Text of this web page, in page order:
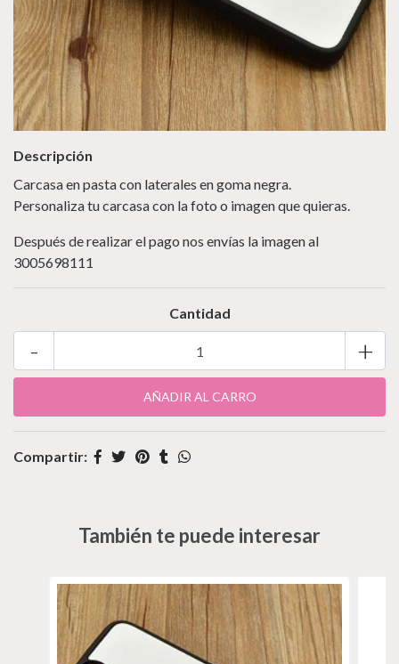
Descripción
Carcasa en pasta con laterales en goma negra.
Personaliza tu carcasa con la foto o imagen que quieras.
Después de realizar el pago nos envías la imagen al
3005698111
Cantidad
+
-
Compartir:
También te puede interesar